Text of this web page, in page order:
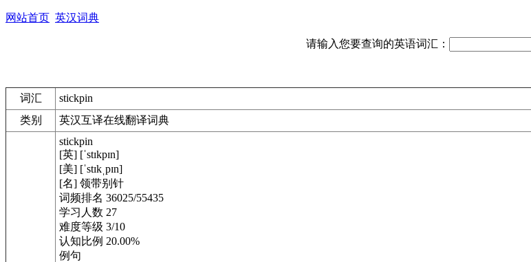
网站首页 英汉词典
请输入您要查询的英语词汇：
词汇
stickpin
类别
英汉互译在线翻译词典
stickpin
[英] [ˈstɪkpɪn]
[美] [ˈstɪkˌpɪn]
[名] 领带别针
词频排名 36025/55435
学习人数 27
难度等级 3/10
认知比例 20.00%
例句